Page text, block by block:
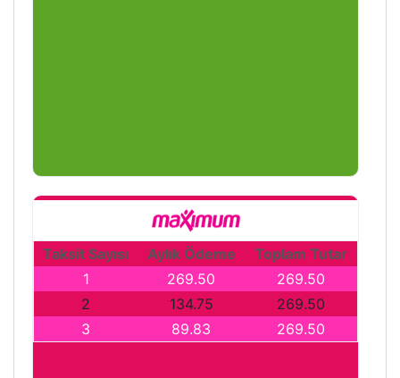
Taksit Sayısı Aylık Ödeme
Toplam Tutar
1
269.50
269.50
2
134.75
269.50
3
89.83 269.50